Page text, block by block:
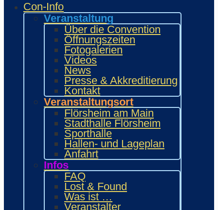
Con-Info
Veranstaltung
Über die Convention
Öffnungszeiten
Fotogalerien
Videos
News
Presse & Akkreditierung
Kontakt
Veranstaltungsort
Flörsheim am Main
Stadthalle Flörsheim
Sporthalle
Hallen- und Lageplan
Anfahrt
Infos
FAQ
Lost & Found
Was ist …
Veranstalter
Unterstützer
Regeln
Con-Regeln
Cosplaywaffen- und -
Requisitenregeln
MARKTPLATZ
Händler
Zeichner und Künstler
Fanprojekte
Kulturaussteller
Bring and Buy
Food Area
Maidcafé
INTERAKTIV
Workshops und Präsentationen
Gamesroom
Trading Card Games (TCG)
Brettspiele
Karaoke
Wettbewerbe